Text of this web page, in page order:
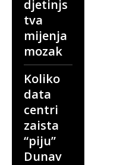
djetinjs
tva
mijenja
mozak
Koliko
data
centri
zaista
“piju”
Dunav